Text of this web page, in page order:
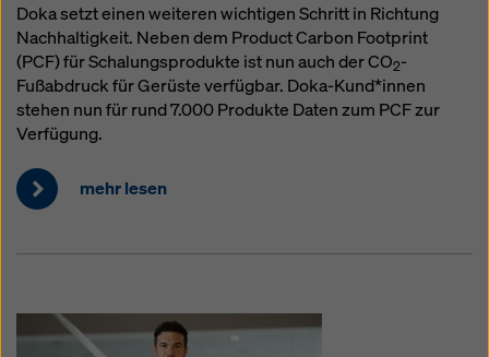
Doka setzt einen weiteren wichtigen Schritt in Richtung
Nachhaltigkeit. Neben dem Product Carbon Footprint
(PCF) für Schalungsprodukte ist nun auch der CO2-
Fußabdruck für Gerüste verfügbar. Doka-Kund*innen
stehen nun für rund 7.000 Produkte Daten zum PCF zur
Verfügung.
mehr lesen